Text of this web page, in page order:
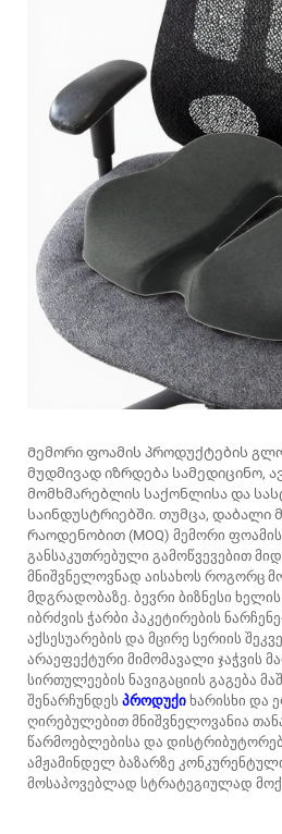
Მემორი ფოამის პროდუქტების
მუდმივად იზრდება სამედიცინო,
მომხმარებლის საქონლისა და
საინდუსტრიებში. თუმცა, დაბალი
რაოდენობით (MOQ) მემორი ფოამის
განსაკუთრებული გამოწვევებით
მნიშვნელოვნად აისახოს როგორც
მდგრადობაზე. ბევრი ბიზნესი ხელის
იბრძვის ჭარბი პაკეტირების
აქსესუარების და მცირე სერიის
არაეფექტური მიმომავალი ჯაჭვის
სირთულეების ნავიგაციის გაგება
შენარჩუნდეს პროდუქი ხარისხი და
ღირებულებით მნიშვნელოვანია
წარმოებლებისა და
ამჟამინდელ ბაზარზე
მოსაპოვებლად სტრატეგიულად